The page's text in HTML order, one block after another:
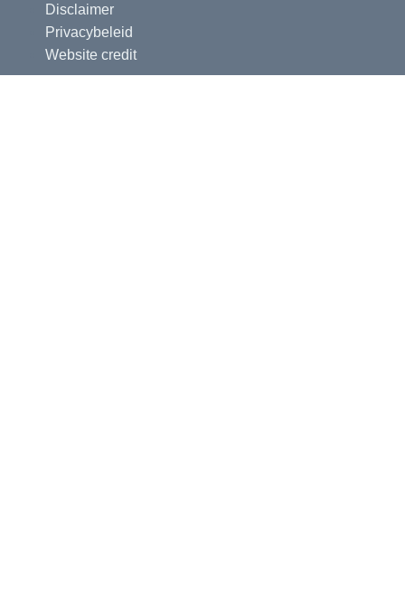
Disclaimer
Privacybeleid
Website credit